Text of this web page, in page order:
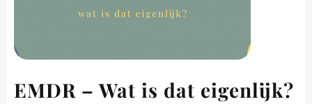
EMDR – Wat is dat eigenlijk?